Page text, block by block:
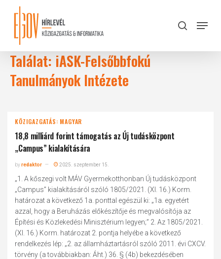
content
search
Menu
Találat: iASK-Felsőbbfokú
Tanulmányok Intézete
KÖZIGAZGATÁS: MAGYAR
18,8 milliárd forint támogatás az Új tudásközpont
„Campus” kialakítására
byredaktor 2025. szeptember 15.
„1. A kőszegi volt MÁV Gyermekotthonban Új tudásközpont
„Campus” kialakításáról szóló 1805/2021. (XI. 16.) Korm.
határozat a következő 1a. ponttal egészül ki: „1a. egyetért
azzal, hogy a Beruházás előkészítője és megvalósítója az
Építési és Közlekedési Minisztérium legyen;” 2. Az 1805/2021.
(XI. 16.) Korm. határozat 2. pontja helyébe a következő
rendelkezés lép: „2. az államháztartásról szóló 2011. évi CXCV.
törvény (a továbbiakban: Áht.) 36. § (4b) bekezdésében
Close